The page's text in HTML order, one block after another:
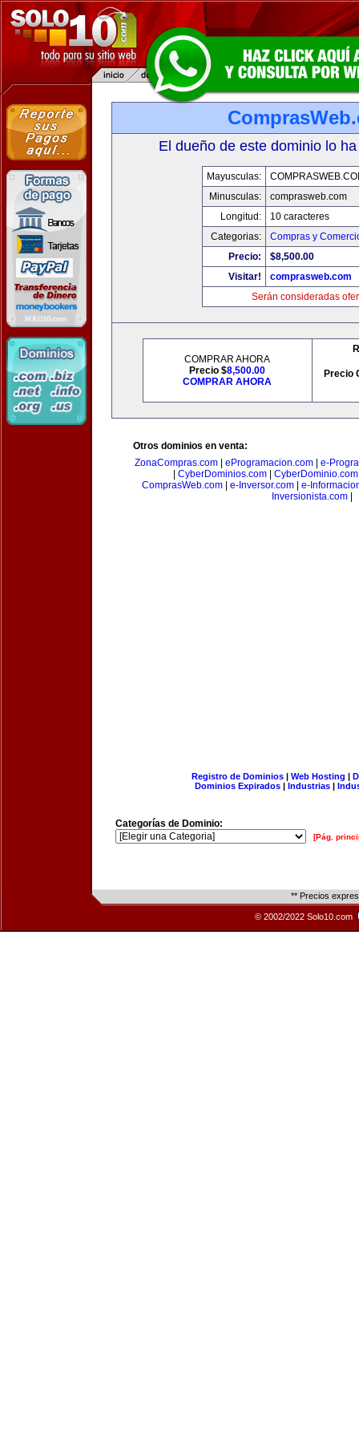
El dueño de este dominio lo
Mayusculas:
Minusculas:
comprasweb.com
Longitud:
10 caracteres
Categorias:
Compras y
Precio:
$8,500.00
Visitar!
comprasweb.com
Serán consideradas
COMPRAR AHORA
Precio $8,500.00
COMPRAR AHORA
Precio
Otros dominios en venta:
ZonaCompras.com
eProgramacion.com
e-
CyberDominios.com| CyberDominio.com
ComprasWeb.com
e-Inversor.com
e-
Inversionista.com|
Registro de Dominios| Web Hosting |
Dominios Expirados | Industrias |
Categorías de Dominio:
[Pág.
** Precios
© 2002/2022 Solo10.com